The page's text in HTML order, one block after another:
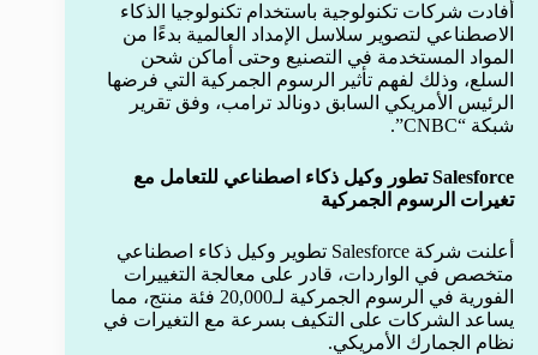
أفادت شركات تكنولوجية باستخدام تكنولوجيا الذكاء
الاصطناعي لتصوير سلاسل الإمداد العالمية بدءًا من
المواد المستخدمة في التصنيع وحتى أماكن شحن
السلع، وذلك لفهم تأثير الرسوم الجمركية التي فرضها
الرئيس الأمريكي السابق دونالد ترامب، وفق تقرير
شبكة “CNBC”.
Salesforce تطور وكيل ذكاء اصطناعي للتعامل مع
تغيرات الرسوم الجمركية
أعلنت شركة Salesforce تطوير وكيل ذكاء اصطناعي
متخصص في الواردات، قادر على معالجة التغييرات
الفورية في الرسوم الجمركية لـ20,000 فئة منتج، مما
يساعد الشركات على التكيف بسرعة مع التغيرات في
نظام الجمارك الأمريكي.